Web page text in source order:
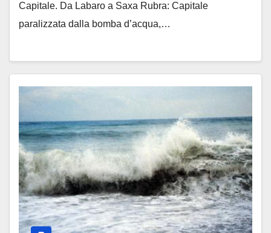
Capitale. Da Labaro a Saxa Rubra: Capitale
paralizzata dalla bomba d’acqua,…